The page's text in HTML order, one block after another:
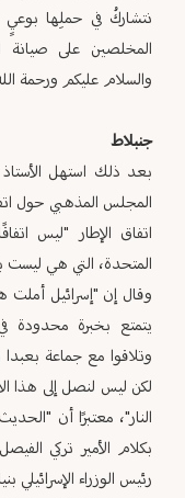
نتشاركُ في حملِها
المخلصين على صيانة
والسلام عليكم ورحمة
جنبلاط
بعد ذلك استهل
المجلس المذهبي حول
اتفاق الإطار "ليس
المتحدة، التي هي ليست
وقال إن "إسرائيل أملت
يتمتع بخبرة محدودة
وتلاقوا مع جماعة
لكن ليس لنصل إلى هذا
النار"، معتبرًا أن
بكلام الأمير تركي
رئيس الوزراء الإسرائيلي